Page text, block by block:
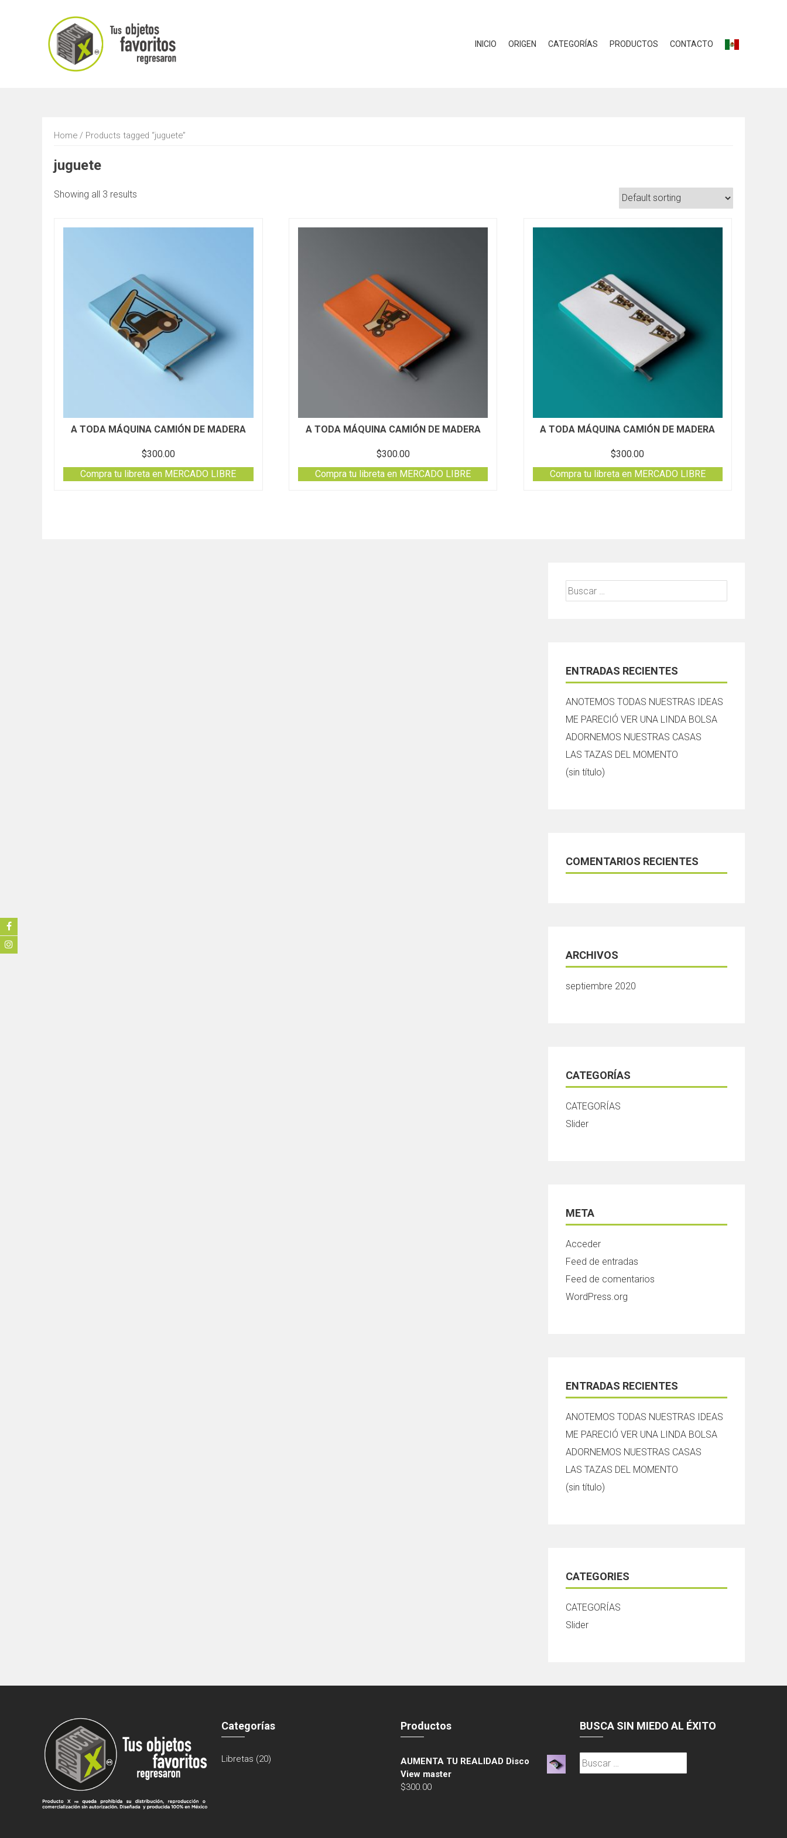
INICIO ORIGEN CATEGORÍAS PRODUCTOS CONTACTO
Home / Products tagged “juguete”
juguete
Showing all 3 results
A TODA MÁQUINA CAMIÓN DE MADERA
$300.00
Compra tu libreta en MERCADO LIBRE
A TODA MÁQUINA CAMIÓN DE MADERA
$300.00
Compra tu libreta en MERCADO LIBRE
A TODA MÁQUINA CAMIÓN DE MADERA
$300.00
Compra tu libreta en MERCADO LIBRE
Buscar:
ENTRADAS RECIENTES
ANOTEMOS TODAS NUESTRAS IDEAS
ME PARECIÓ VER UNA LINDA BOLSA
ADORNEMOS NUESTRAS CASAS
LAS TAZAS DEL MOMENTO
(sin título)
COMENTARIOS RECIENTES
ARCHIVOS
septiembre 2020
CATEGORÍAS
CATEGORÍAS
Slider
META
Acceder
Feed de entradas
Feed de comentarios
WordPress.org
ENTRADAS RECIENTES
ANOTEMOS TODAS NUESTRAS IDEAS
ME PARECIÓ VER UNA LINDA BOLSA
ADORNEMOS NUESTRAS CASAS
LAS TAZAS DEL MOMENTO
(sin título)
CATEGORIES
CATEGORÍAS
Slider
Categorías
Libretas (20)
Productos
AUMENTA TU REALIDAD Disco
View master
$300.00
BUSCA SIN MIEDO AL ÉXITO
Buscar: